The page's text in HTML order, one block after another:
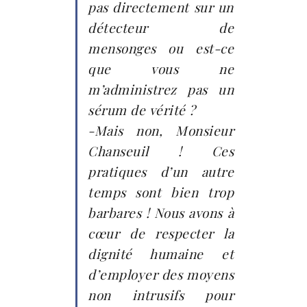
pas directement sur un
détecteur de
mensonges ou est-ce
que vous ne
m’administrez pas un
sérum de vérité ?
-Mais non, Monsieur
Chanseuil ! Ces
pratiques d’un autre
temps sont bien trop
barbares ! Nous avons à
cœur de respecter la
dignité humaine et
d’employer des moyens
non intrusifs pour